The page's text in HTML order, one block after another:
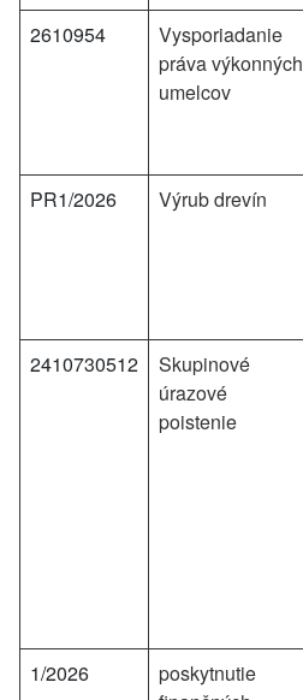
2610954
Vysporiadanie
práva výkonných
umelcov
PR1/2026 Výrub drevín
2410730512
Skupinové
úrazové
poistenie
1/2026
poskytnutie